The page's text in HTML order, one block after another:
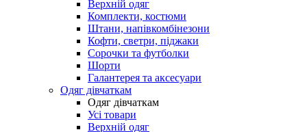
Верхній одяг
Комплекти, костюми
Штани, напівкомбінезони
Кофти, светри, піджаки
Сорочки та футболки
Шорти
Галантерея та аксесуари
Одяг дівчаткам
Одяг дівчаткам
Усі товари
Верхній одяг